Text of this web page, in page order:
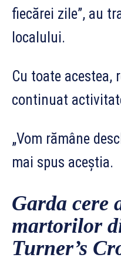
fiecărei zile”, au
localului.
Cu toate acestea,
continuat
„Vom rămâne
mai spus aceștia.
Garda cere
martorilor
Turner’s